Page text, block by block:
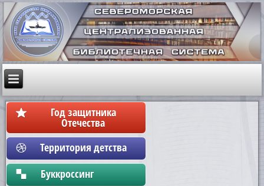
Год защитника
Отечества
Территория детства
Бyккpoccинг